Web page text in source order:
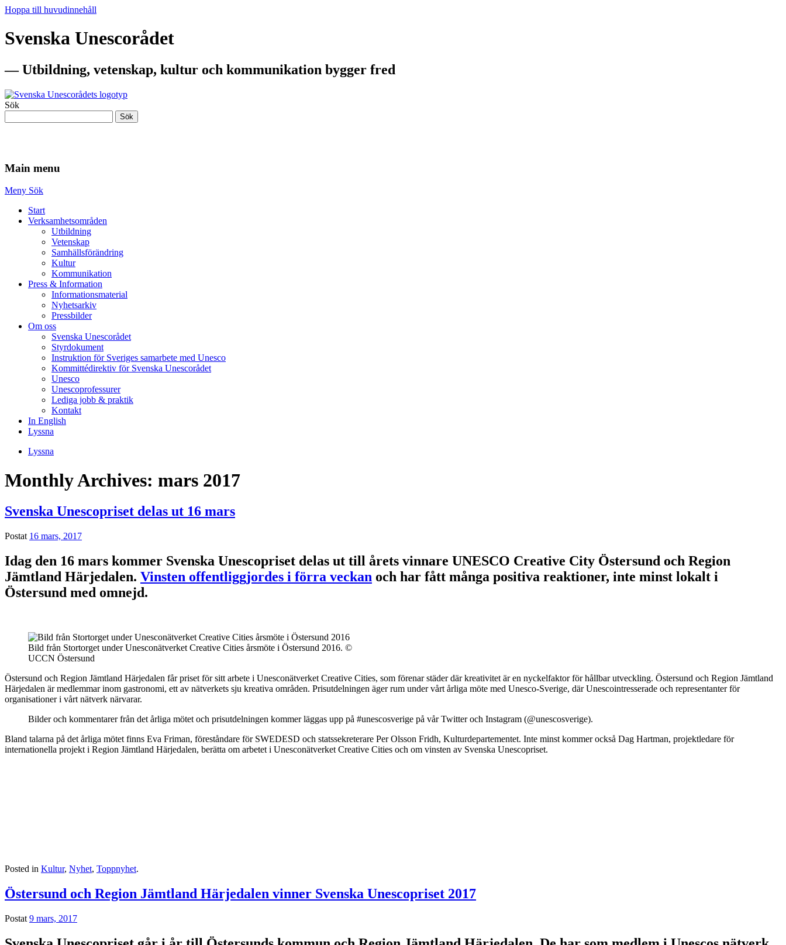
Hoppa till huvudinnehåll
Svenska Unescorådet
— Utbildning, vetenskap, kultur och kommunikation bygger fred
Sök
Sök
Main menu
Meny Sök
Start
Verksamhetsområden
Utbildning
Vetenskap
Samhällsförändring
Kultur
Kommunikation
Press & Information
Informationsmaterial
Nyhetsarkiv
Pressbilder
Om oss
Svenska Unescorådet
Styrdokument
Instruktion för Sveriges samarbete med Unesco
Kommittédirektiv för Svenska Unescorådet
Unesco
Unescoprofessurer
Lediga jobb & praktik
Kontakt
In English
Lyssna
Lyssna
Monthly Archives: mars 2017
Svenska Unescopriset delas ut 16 mars
Postat 16 mars, 2017
Idag den 16 mars kommer Svenska Unescopriset delas ut till årets vinnare UNESCO Creative City Östersund och Region
Jämtland Härjedalen. Vinsten offentliggjordes i förra veckan och har fått många positiva reaktioner, inte minst lokalt i
Östersund med omnejd.
Bild från Stortorget under Unesconätverket Creative Cities årsmöte i Östersund 2016. ©
UCCN Östersund
Östersund och Region Jämtland Härjedalen får priset för sitt arbete i Unesconätverket Creative Cities, som förenar städer där kreativitet är en nyckelfaktor för hållbar utveckling. Östersund och Region Jämtland
Härjedalen är medlemmar inom gastronomi, ett av nätverkets sju kreativa områden. Prisutdelningen äger rum under vårt årliga möte med Unesco-Sverige, där Unescointresserade och representanter för
organisationer i vårt nätverk närvarar.
Bilder och kommentarer från det årliga mötet och prisutdelningen kommer läggas upp på #unescosverige på vår Twitter och Instagram (@unescosverige).
Bland talarna på det årliga mötet finns Eva Friman, föreståndare för SWEDESD och statssekreterare Per Olsson Fridh, Kulturdepartementet. Inte minst kommer också Dag Hartman, projektledare för
internationella projekt i Region Jämtland Härjedalen, berätta om arbetet i Unesconätverket Creative Cities och om vinsten av Svenska Unescopriset.
Posted in Kultur, Nyhet, Toppnyhet.
Östersund och Region Jämtland Härjedalen vinner Svenska Unescopriset 2017
Postat 9 mars, 2017